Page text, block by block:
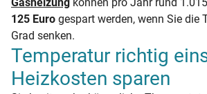
Gasheizung können pro Jahr rund
125 Euro gespart werden, wenn Sie die
Grad senken.
Temperatur richtig
Heizkosten sparen